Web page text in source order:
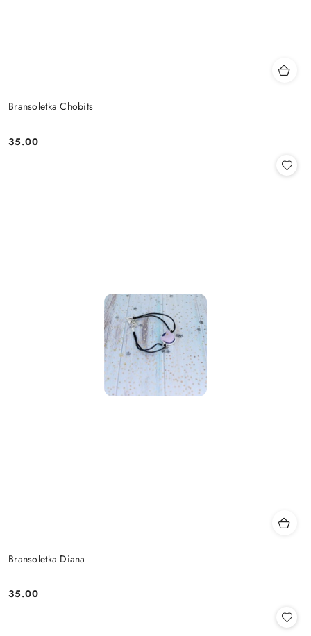
Bransoletka Chobits
Cena:
35.00
Bransoletka Diana
Cena:
35.00